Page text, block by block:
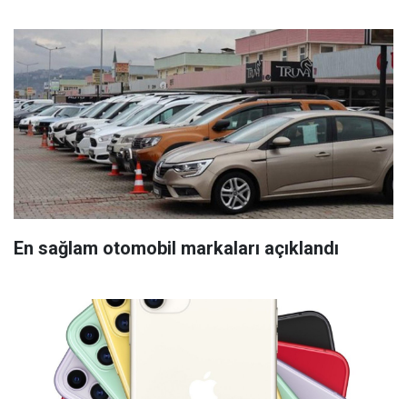
En sağlam otomobil markaları açıklandı